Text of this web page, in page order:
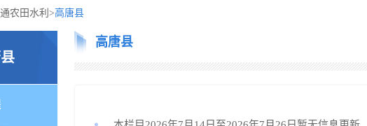
农田水利 >高唐县
高唐县